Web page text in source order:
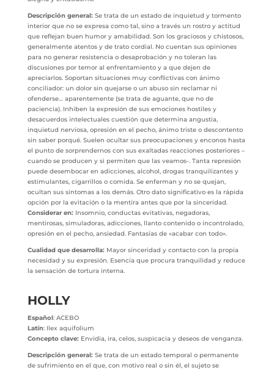
Descripción general:Se trata de un estado de inquietud y tormento
interior que no se expresa como tal, sino a través un rostro y actitud
que reflejan buen humor y amabilidad. Son los graciosos y chistosos,
generalmente atentos y de trato cordial. No cuentan sus opiniones
para no generar resistencia o desaprobación y no toleran las
discusiones por temor al enfrentamiento y a que dejen de
apreciarlos. Soportan situaciones muy conflictivas con ánimo
conciliador: un dolor sin quejarse o un abuso sin reclamar ni
ofenderse… aparentemente (se trata de aguante, que no de
paciencia). Inhiben la expresión de sus emociones hostiles y
desacuerdos intelectuales cuestión que determina angustia,
inquietud nerviosa, opresión en el pecho, ánimo triste o descontento
sin saber porqué. Suelen ocultar sus preocupaciones y enconos hasta
el punto de sorprendernos con sus exaltadas reacciones posteriores –
cuando se producen y si permiten que las veamos-. Tanta represión
puede desembocar en adicciones, alcohol, drogas tranquilizantes y
estimulantes, cigarrillos o comida. Se enferman y no se quejan,
ocultan sus síntomas a los demás. Otro dato significativo es la rápida
opción por la evitación o la mentira antes que por la sinceridad.
Considerar en:Insomnio, conductas evitativas, negadoras,
mentirosas, simuladoras, adicciones, llanto contenido o incontrolado,
opresión en el pecho, ansiedad. Fantasías de «acabar con todo».
Cualidad que desarrolla:Mayor sinceridad y contacto con la propia
necesidad y su expresión. Esencia que procura tranquilidad y reduce
la sensación de tortura interna.
HOLLY
Español: ACEBO
Latín: Ilex aquifolium
Concepto clave:Envidia, ira, celos, suspicacia y deseos de venganza.
Descripción general:Se trata de un estado temporal o permanente
de sufrimiento en el que, con motivo real o sin él, el sujeto se